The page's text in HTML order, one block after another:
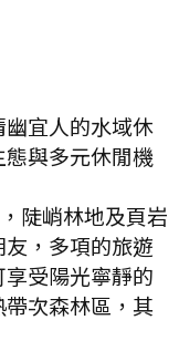
宜人的水域休
與多元休閒機
陡峭林地及頁岩
，多項的旅遊
受陽光寧靜的
次森林區，其